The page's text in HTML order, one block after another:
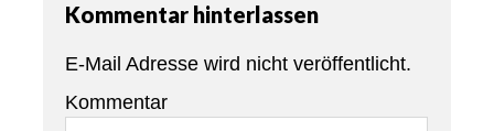
Kommentar hinterlassen
E-Mail Adresse wird nicht veröffentlicht.
Kommentar